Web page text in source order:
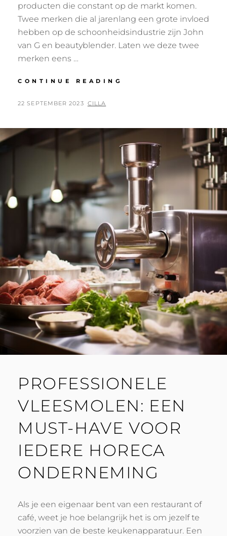
producten die constant op de markt komen.
Twee merken die al jarenlang een grote invloed
hebben op de schoonheidsindustrie zijn John
van G en beautyblender. Laten we deze twee
merken eens …
CONTINUE READING
VAN
EN
BEAUTYBLENDER
POSTED
22 SEPTEMBER 2023 BY
CILLA
PROFESSIONELE
VLEESMOLEN: EEN
MUST-HAVE VOOR
IEDERE HORECA
ONDERNEMING
Als je een eigenaar bent van een restaurant of
café, weet je hoe belangrijk het is om jezelf te
voorzien van de beste keukenapparatuur. Een